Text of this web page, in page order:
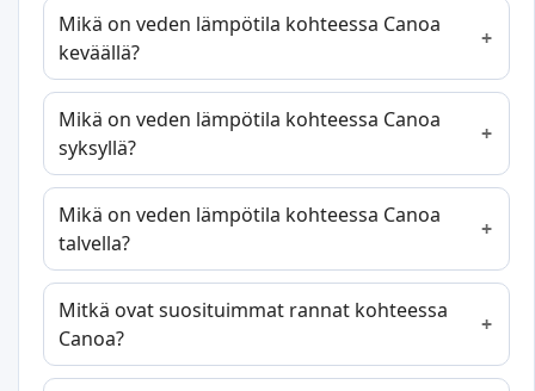
Mikä on veden lämpötila kohteessa Canoa
keväällä?
Mikä on veden lämpötila kohteessa Canoa
syksyllä?
Mikä on veden lämpötila kohteessa Canoa
talvella?
Mitkä ovat suosituimmat rannat kohteessa
Canoa?